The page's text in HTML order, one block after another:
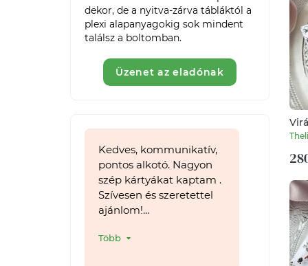
dekor, de a nyitva-zárva tábláktól a
plexi alapanyagokig sok mindent
találsz a boltomban.
Üzenet az eladónak
Kedves, kommunikatív,
pontos alkotó. Nagyon
szép kártyákat kaptam .
Szívesen és szeretettel
ajánlom!...
Több